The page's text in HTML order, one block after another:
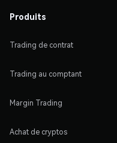
Produits
Trading de contrat
Trading au comptant
Margin Trading
Achat de cryptos